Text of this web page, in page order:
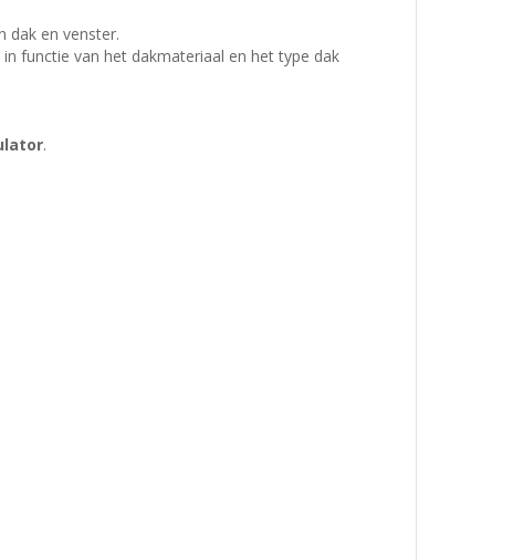
dak en venster.
functie van het dakmateriaal en het type dak
.